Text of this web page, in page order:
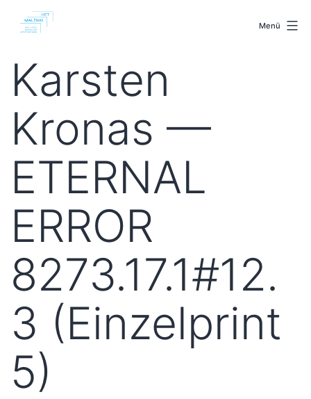
Inhalt
Menü
Karsten
Kronas —
ETERNAL
ERROR
8273.17.1#12.
3 (Einzelprint
5)